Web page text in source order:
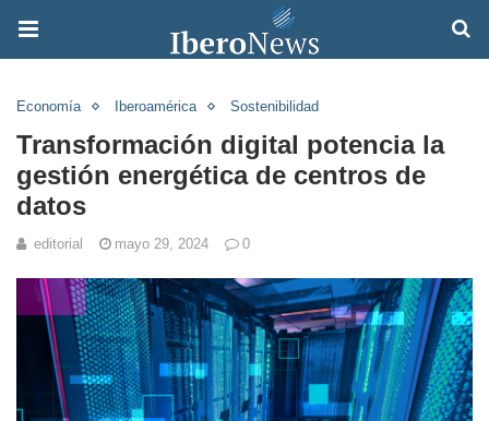
Economía Iberoamérica Sostenibilidad
Transformación digital potencia la
gestión energética de centros de
datos
editorial mayo 29, 2024 0